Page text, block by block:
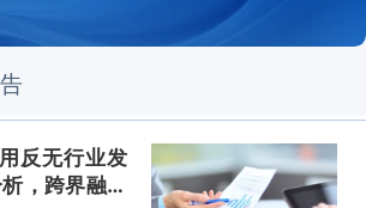
反无行业发
，跨界融合